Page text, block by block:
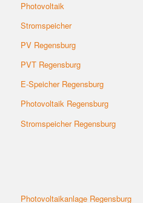
Photovoltaik
Stromspeicher
PV Regensburg
PVT Regensburg
E-Speicher Regensburg
Photovoltaik Regensburg
Stromspeicher Regensburg
Photovoltaikanlage Regensburg